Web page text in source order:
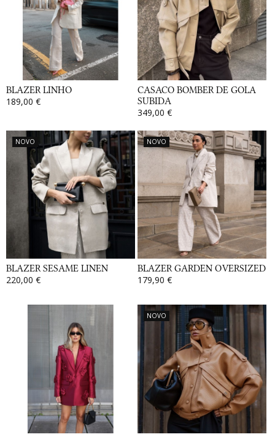
BLAZER LINHO
189,00 €
CASACO BOMBER DE GOLA
SUBIDA
349,00 €
NOVO
BLAZER SESAME LINEN
220,00 €
NOVO
BLAZER GARDEN OVERSIZED
179,90 €
NOVO